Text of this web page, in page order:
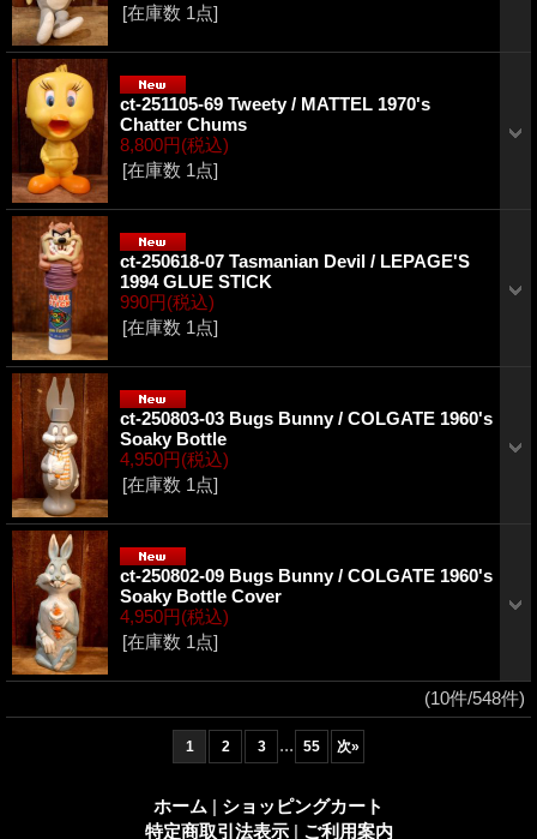
[在庫数 1点]
ct-251105-69 Tweety / MATTEL 1970's
Chatter Chums
8,800円(税込)
[在庫数 1点]
ct-250618-07 Tasmanian Devil / LEPAGE'S
1994 GLUE STICK
990円(税込)
[在庫数 1点]
ct-250803-03 Bugs Bunny / COLGATE 1960's
Soaky Bottle
4,950円(税込)
[在庫数 1点]
ct-250802-09 Bugs Bunny / COLGATE 1960's
Soaky Bottle Cover
4,950円(税込)
[在庫数 1点]
(10件/548件)
1 2 3 ... 55 次»
ホーム | ショッピングカート
特定商取引法表示 | ご利用案内